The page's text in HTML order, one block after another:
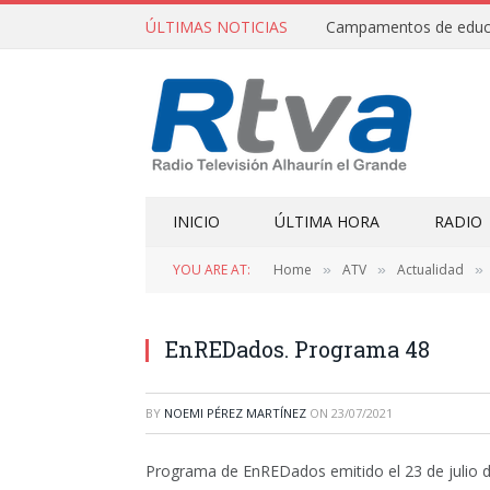
ÚLTIMAS NOTICIAS
INICIO ÚLTIMA HORA RADIO
YOU ARE AT: Home » ATV » Actualidad »
EnREDados. Programa 48
BY NOEMI PÉREZ MARTÍNEZ ON 23/07/2021
Programa de EnREDados emitido el 23 de julio